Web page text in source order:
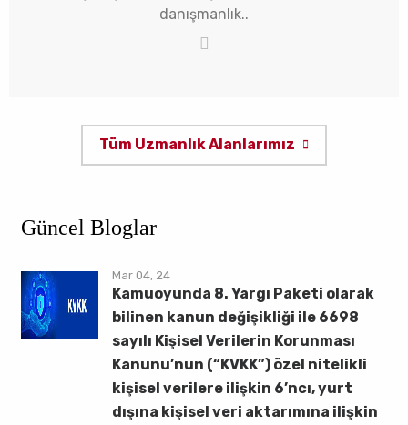
danışmanlık..
Tüm Uzmanlık Alanlarımız
Güncel Bloglar
Mar 04, 24
Kamuoyunda 8. Yargı Paketi olarak
bilinen kanun değişikliği ile 6698
sayılı Kişisel Verilerin Korunması
Kanunu’nun (“KVKK”) özel nitelikli
kişisel verilere ilişkin 6’ncı, yurt
dışına kişisel veri aktarımına ilişkin